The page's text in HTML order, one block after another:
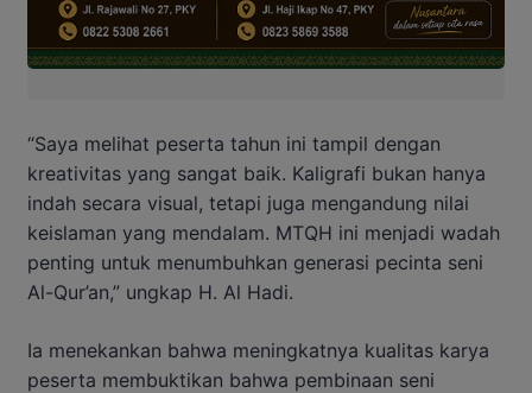
“Saya melihat peserta tahun ini tampil dengan
kreativitas yang sangat baik. Kaligrafi bukan hanya
indah secara visual, tetapi juga mengandung nilai
keislaman yang mendalam. MTQH ini menjadi wadah
penting untuk menumbuhkan generasi pecinta seni
Al-Qur’an,” ungkap H. Al Hadi.
Ia menekankan bahwa meningkatnya kualitas karya
peserta membuktikan bahwa pembinaan seni